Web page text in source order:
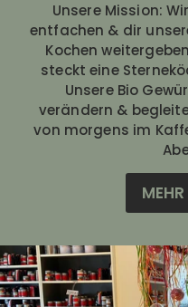
Unsere Mission:
entfachen & dir
Kochen
steckt eine
Unsere Bio
verändern &
von morgens im